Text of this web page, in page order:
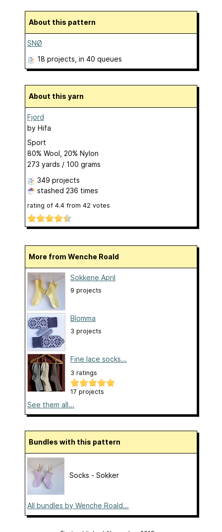
About this pattern
SNØ
18 projects , in 40 queues
About this yarn
Fjord
by Hifa
Sport
80% Wool, 20% Nylon
273 yards / 100 grams
349 projects
stashed 236 times
rating of 4.4 from 42 votes
More from Wenche Roald
Sokkene April
9 projects
Blomma
3 projects
Fine lace socks...
3 ratings
17 projects
See them all...
Bundles with this pattern
Socks - Sokker
All bundles by Wenche Roald...